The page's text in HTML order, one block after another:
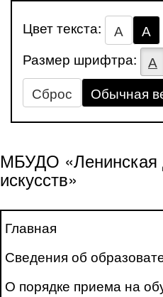
Цвет текста: А
А
Размер шрифтра:
А
Сброс
Обычная
МБУДО «Ленинская
искусств»
Главная
Сведения об
О порядке приема на